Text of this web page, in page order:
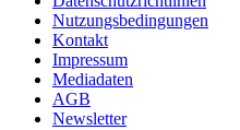
Nutzungsbedingungen
Kontakt
Impressum
Mediadaten
AGB
Newsletter